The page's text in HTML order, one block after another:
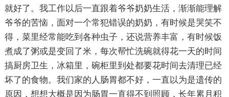
就好了。我工作以后一直跟着爷爷奶奶生活，渐渐能理解
爷爷的苦恼，面对一个常犯错误的奶奶，有时候是哭笑不
得，菜里经常能吃到各种虫子，还说营养丰富，有时候饭
煮成了粥或是变回了米，每次帮忙洗碗就得花一天的时间
搞厨房卫生，冰箱里，碗柜里到处都要花时间去清理已经
坏了的食物。我们家的人肠胃都不好，一直以为是遗传的
原因，想想大概是因为肠胃一直得不到照顾，长年累月积